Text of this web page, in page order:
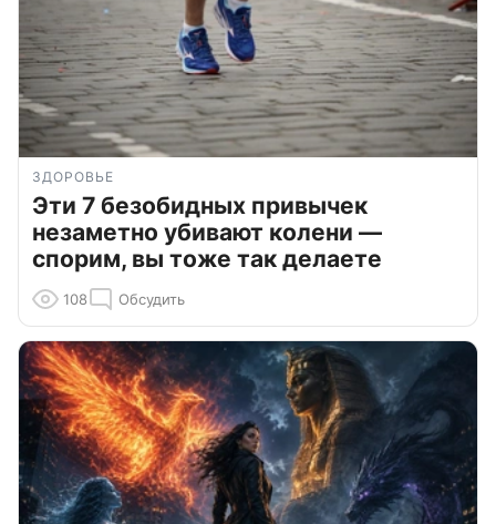
ЗДОРОВЬЕ
Эти 7 безобидных привычек
незаметно убивают колени —
спорим, вы тоже так делаете
108 Обсудить